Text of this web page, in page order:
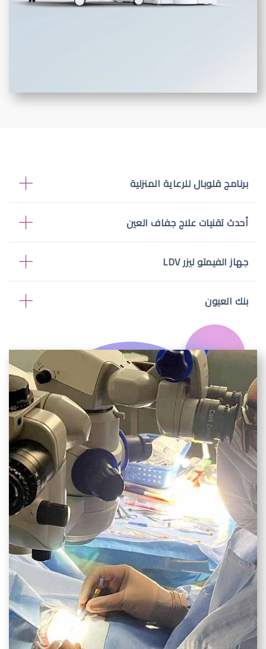
برنامج قلوبال للرعاية المنزلية
أحدث تقنيات علاج جفاف العين
جهاز الفيمتو ليزر LDV
بنك العيون